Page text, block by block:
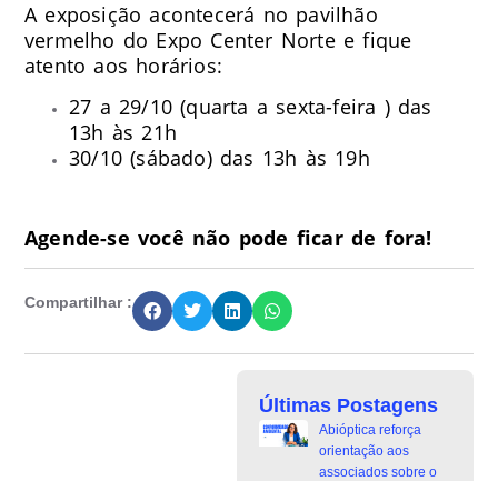
A exposição acontecerá no pavilhão
vermelho do Expo Center Norte e fique
atento aos horários:
27 a 29/10 (quarta a sexta-feira ) das
13h às 21h
30/10 (sábado) das 13h às 19h
Agende-se você não pode ficar de fora!
Compartilhar :
Últimas Postagens
Abióptica reforça
orientação aos
associados sobre o